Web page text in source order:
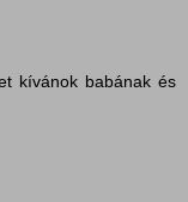
kívánok babának és